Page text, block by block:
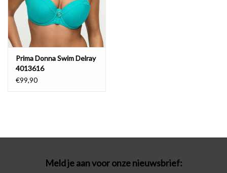
Cadeaubonnen
Prima Donna Swim Delray
4013616
€99,90
Meld je aan voor onze nieuwsbrief: